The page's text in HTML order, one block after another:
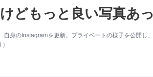
どもっと良い写真あ
自身のInstagramを更新。プライベートの様子を公開し